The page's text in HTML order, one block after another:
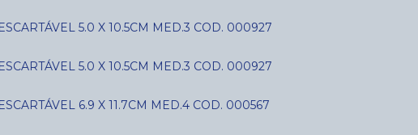
5.0 X 10.5CM MED.3 COD. 000927
5.0 X 10.5CM MED.3 COD. 000927
6.9 X 11.7CM MED.4 COD. 000567